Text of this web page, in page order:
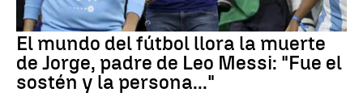
El mundo del fútbol llora la muerte
de Jorge, padre de Leo Messi: "Fue el
sostén y la persona..."